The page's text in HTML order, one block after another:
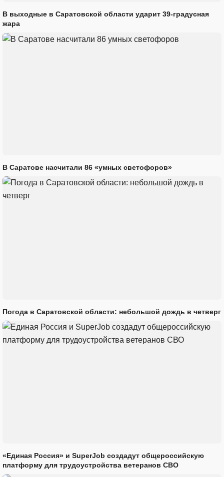
В выходные в Саратовской области ударит 39-градусная
жара
В Саратове насчитали 86 «умных светофоров»
Погода в Саратовской области: небольшой дождь в четверг
«Единая Россия» и SuperJob создадут общероссийскую
платформу для трудоустройства ветеранов СВО